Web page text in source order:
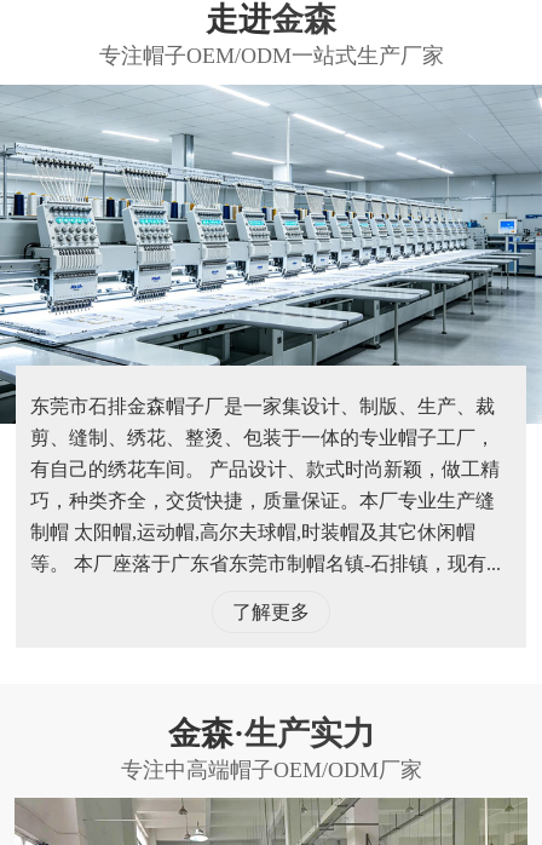
走进金森
专注帽子OEM/ODM一站式生产厂家
东莞市石排金森帽子厂是一家集设计、制版、生产、裁
剪、缝制、绣花、整烫、包装于一体的专业帽子工厂，
有自己的绣花车间。 产品设计、款式时尚新颖，做工精
巧，种类齐全，交货快捷，质量保证。本厂专业生产缝
制帽 太阳帽,运动帽,高尔夫球帽,时装帽及其它休闲帽
等。 本厂座落于广东省东莞市制帽名镇-石排镇，现有...
了解更多
金森·生产实力
专注中高端帽子OEM/ODM厂家